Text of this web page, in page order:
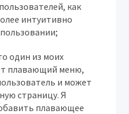
как
интуитивно
один из моих
плавающий меню,
и может
страницу. Я
плавающее